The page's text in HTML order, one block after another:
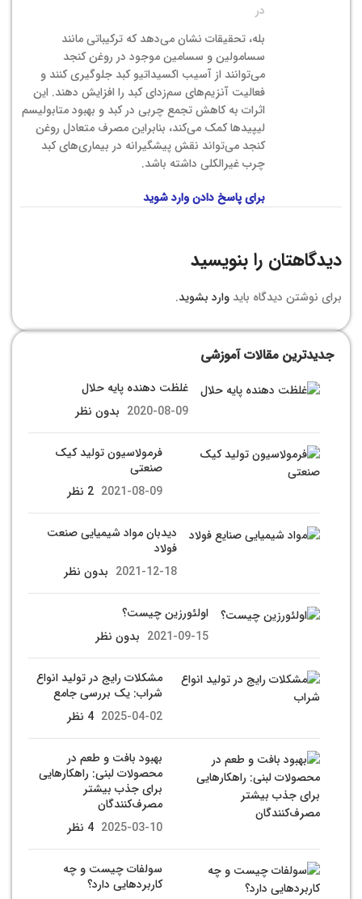
در
بله، تحقیقات نشان می‌دهد که ترکیباتی مانند
سسامولین و سسامین موجود در روغن کنجد
می‌توانند از آسیب اکسیداتیو کبد جلوگیری کنند و
فعالیت آنزیم‌های سم‌زدای کبد را افزایش دهند. این
اثرات به کاهش تجمع چربی در کبد و بهبود متابولیسم
لیپیدها کمک می‌کند، بنابراین مصرف متعادل روغن
کنجد می‌تواند نقش پیشگیرانه در بیماری‌های کبد
چرب غیرالکلی داشته باشد.
برای پاسخ دادن وارد شوید
دیدگاهتان را بنویسید
برای نوشتن دیدگاه باید وارد بشوید.
جدیدترین مقالات آموزشی
غلظت دهنده پایه حلال
2020-08-09 بدون نظر
فرمولاسیون تولید کیک
صنعتی
2021-08-09 2 نظر
دیدبان مواد شیمیایی صنعت
فولاد
2021-12-18 بدون نظر
اولئورزین چیست؟
2021-09-15 بدون نظر
مشکلات رایج در تولید انواع
شراب: یک بررسی جامع
2025-04-02 4 نظر
بهبود بافت و طعم در
محصولات لبنی: راهکارهایی
برای جذب بیشتر
مصرف‌کنندگان
2025-03-10 4 نظر
سولفات چیست و چه
کاربردهایی دارد؟